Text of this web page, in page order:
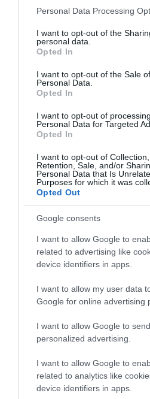
Please note that this website/app
not limited to your visit or usage
grant or deny consent to Google
use your data for below specified
consent section.
Personal Data Processing
I want to opt-out of the
personal data.
Opted In
I want to opt-out of the Sale
Personal Data.
Opted In
I want to opt-out of
Personal Data for Targeted
Opted In
I want to opt-out of Collection,
Retention, Sale, and/or
Personal Data that Is
Purposes for which it was
Opted Out
Google consents
I want to allow Google to
related to advertising like
device identifiers in apps.
I want to allow my user data
Google for online advertising
I want to allow Google to
personalized advertising.
I want to allow Google to
related to analytics like
device identifiers in apps.
élelmiszer
konfliktus